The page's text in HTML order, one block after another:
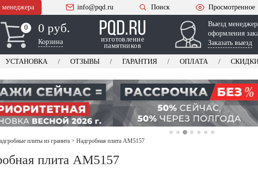
info@pqd.ru Поиск Просмотренное
0
0 0 руб.
Корзина
изготовление
памятников
Выезд
оформления
Заказать выезд
УСТАНОВКА ОТЗЫВЫ ГАРАНТИЯ ОПЛАТА
плиты из гранита > Надгробная плита AM5157
плита AM5157